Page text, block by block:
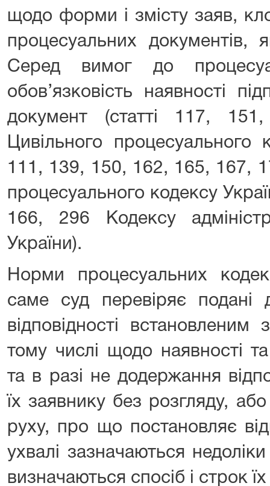
щодо форми і змісту заяв,
процесуальних документів,
Серед вимог до
обов’язковість наявності
документ (статті 117,
Цивільного процесуального
111, 139, 150, 162, 165, 167,
процесуального кодексу
166, 296 Кодексу
України).
Норми процесуальних
саме суд перевіряє подані
відповідності
тому числі щодо наявності та
та в разі не додержання
їх заявнику без розгляду,
руху, про що постановляє
ухвалі зазначаються
визначаються спосіб і строк